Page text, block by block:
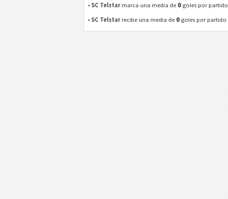
• SC Telstarmarca una media de 0 goles por partido
• SC Telstarrecibe una media de 0 goles por partido